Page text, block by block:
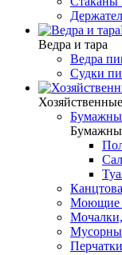
Ведра и тара
Ведра
Судки
Моющие